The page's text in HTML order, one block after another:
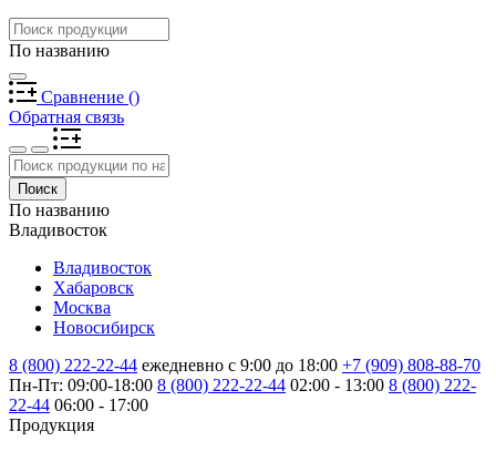
По названию
Сравнение ()
Обратная связь
Поиск
По названию
Владивосток
Владивосток
Хабаровск
Москва
Новосибирск
8 (800) 222-22-44 ежедневно с 9:00 до 18:00 +7 (909) 808-88-70
Пн-Пт: 09:00-18:00 8 (800) 222-22-44 02:00 - 13:00 8 (800) 222-
22-44 06:00 - 17:00
Продукция